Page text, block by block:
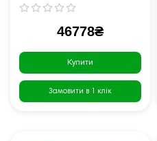
46778₴
Купити
Замовити в 1 клік